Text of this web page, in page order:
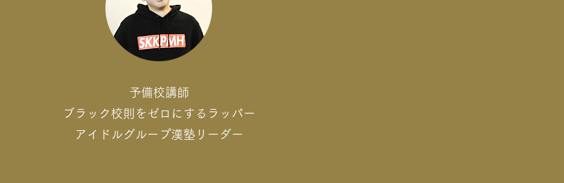
予備校講師
ブラック校則をゼロにするラッパー
アイドルグループ漢塾リーダー